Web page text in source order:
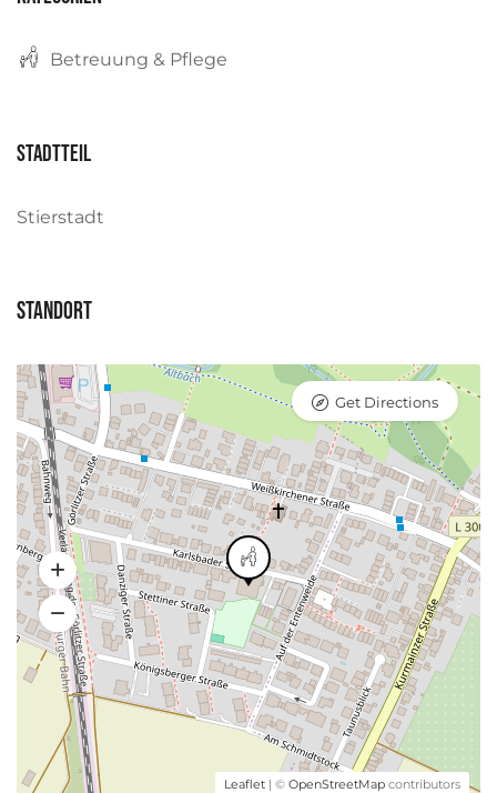
Betreuung & Pflege
Stadtteil
Stierstadt
Standort
Leaflet | © OpenStreetMap contributors
Get Directions